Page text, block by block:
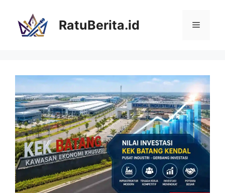
RatuBerita.id Menu